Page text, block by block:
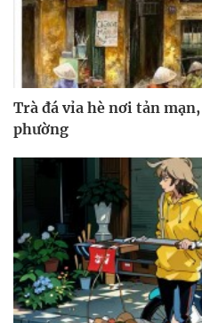
Trà đá vỉa hè nơi tản
phường